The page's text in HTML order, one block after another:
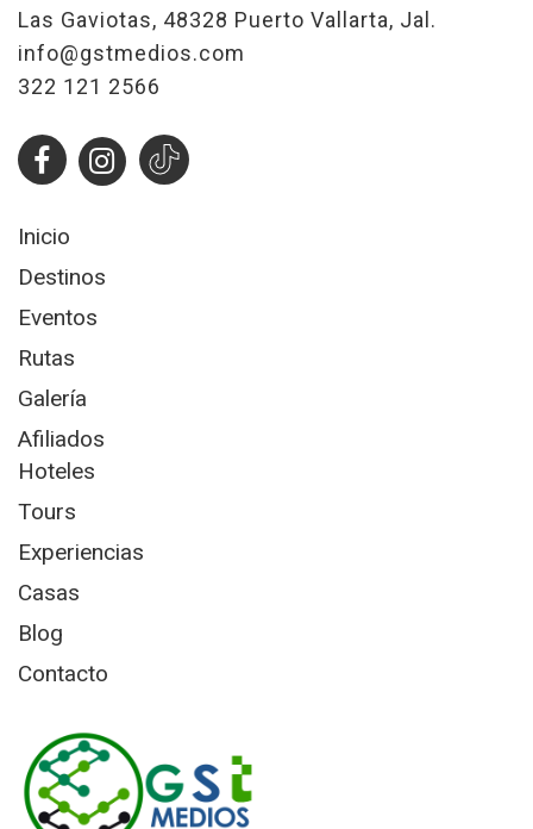
Las Gaviotas, 48328 Puerto Vallarta, Jal.
info@gstmedios.com
322 121 2566
Inicio
Destinos
Eventos
Rutas
Galería
Afiliados
Hoteles
Tours
Experiencias
Casas
Blog
Contacto